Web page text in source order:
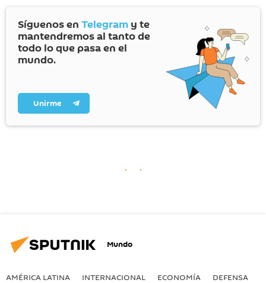
Síguenos en Telegram y te
mantendremos al tanto de
todo lo que pasa en el
mundo.
Unirme
Mundo
AMÉRICA LATINA INTERNACIONAL ECONOMÍA DEFENSA